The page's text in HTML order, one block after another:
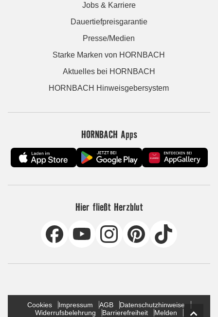
Jobs & Karriere
Dauertiefpreisgarantie
Presse/Medien
Starke Marken von HORNBACH
Aktuelles bei HORNBACH
HORNBACH Hinweisgebersystem
HORNBACH Apps
Hier fließt Herzblut
Cookies Impressum AGB
Datenschutzhinweise
Widerrufsbelehrung
Barrierefreiheit
Melden